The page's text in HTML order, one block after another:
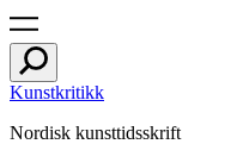
Kunstkritikk
Nordisk kunsttidsskrift